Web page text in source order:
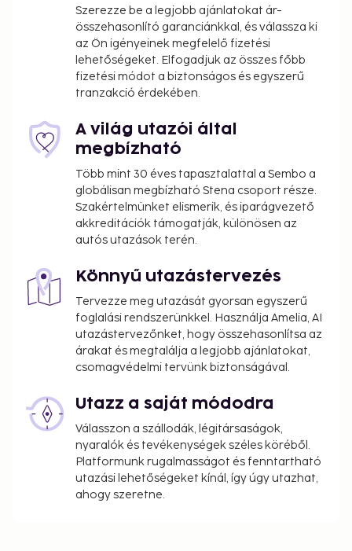
Szerezze be a legjobb ajánlatokat ár-
összehasonlító garanciánkkal, és válassza ki
az Ön igényeinek megfelelő fizetési
lehetőségeket. Elfogadjuk az összes főbb
fizetési módot a biztonságos és egyszerű
tranzakció érdekében.
A világ utazói által
megbízható
Több mint 30 éves tapasztalattal a Sembo a
globálisan megbízható Stena csoport része.
Szakértelmünket elismerik, és iparágvezető
akkreditációk támogatják, különösen az
autós utazások terén.
Könnyű utazástervezés
Tervezze meg utazását gyorsan egyszerű
foglalási rendszerünkkel. Használja Amelia, AI
utazástervezőnket, hogy összehasonlítsa az
árakat és megtalálja a legjobb ajánlatokat,
csomagvédelmi tervünk biztonságával.
Utazz a saját módodra
Válasszon a szállodák, légitársaságok,
nyaralók és tevékenységek széles köréből.
Platformunk rugalmasságot és fenntartható
utazási lehetőségeket kínál, így úgy utazhat,
ahogy szeretne.